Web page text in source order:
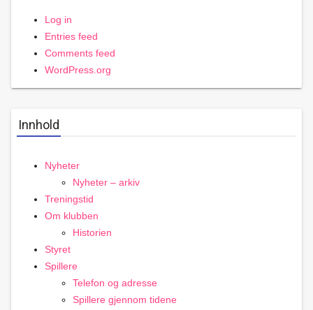
Log in
Entries feed
Comments feed
WordPress.org
Innhold
Nyheter
Nyheter – arkiv
Treningstid
Om klubben
Historien
Styret
Spillere
Telefon og adresse
Spillere gjennom tidene